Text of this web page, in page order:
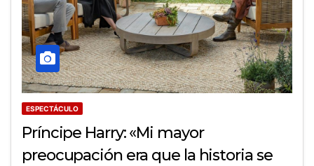
ESPECTÁCULO
Príncipe Harry: «Mi mayor
preocupación era que la historia se